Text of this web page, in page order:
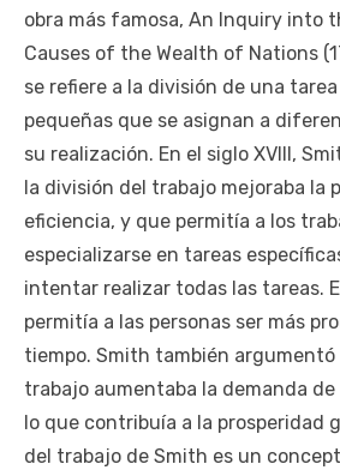
obra más famosa, An Inquiry into
Causes of the Wealth of Nations
se refiere a la división de una
pequeñas que se asignan a
su realización. En el siglo XVIII,
la división del trabajo mejoraba la
eficiencia, y que permitía a los
especializarse en tareas
intentar realizar todas las tareas.
permitía a las personas ser más
tiempo. Smith también argumentó
trabajo aumentaba la demanda de
lo que contribuía a la prosperidad
del trabajo de Smith es un